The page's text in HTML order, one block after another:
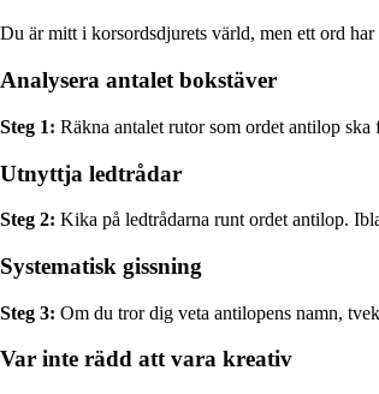
Du är mitt i korsordsdjurets värld, men ett ord
Analysera antalet bokstäver
Steg 1: Räkna antalet rutor som ordet antilop
Utnyttja ledtrådar
Steg 2: Kika på ledtrådarna runt ordet antilop.
Systematisk gissning
Steg 3: Om du tror dig veta antilopens namn,
Var inte rädd att vara kreativ